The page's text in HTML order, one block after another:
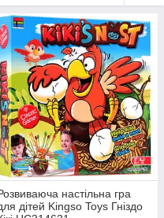
настільна гра
дітей Kingso Toys Гніздо